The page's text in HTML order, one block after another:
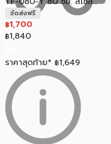
จัดส่งฟรี
฿1,700
฿1,840
ราคาสุดท้าย* ฿1,649